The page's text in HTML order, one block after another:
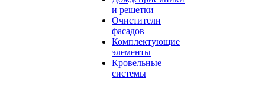
и решетки
Очистители
фасадов
Комплектующие
элементы
Кровельные
системы